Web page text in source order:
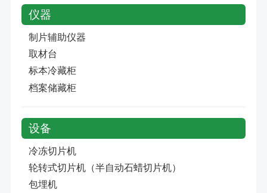
仪器
制片辅助仪器
取材台
标本冷藏柜
档案储藏柜
设备
冷冻切片机
轮转式切片机（半自动石蜡切片机）
包埋机